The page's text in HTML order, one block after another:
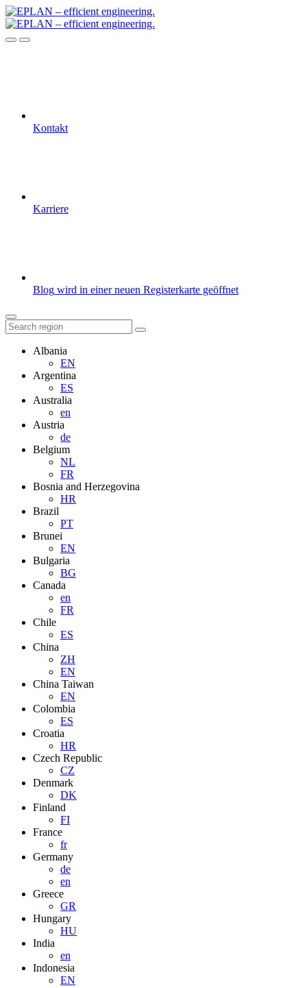
Kontakt
Karriere
Blog wird in einer neuen Registerkarte geöffnet
Albania
EN
Argentina
ES
Australia
en
Austria
de
Belgium
NL
FR
Bosnia and Herzegovina
HR
Brazil
PT
Brunei
EN
Bulgaria
BG
Canada
en
FR
Chile
ES
China
ZH
EN
China Taiwan
EN
Colombia
ES
Croatia
HR
Czech Republic
CZ
Denmark
DK
Finland
FI
France
fr
Germany
de
en
Greece
GR
Hungary
HU
India
en
Indonesia
EN